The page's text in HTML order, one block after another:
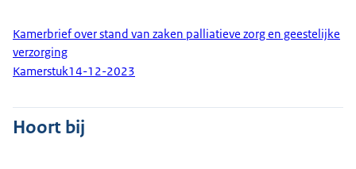
Kamerbrief over stand van zaken palliatieve zorg en geestelijke
verzorging
Kamerstuk14-12-2023
Hoort bij